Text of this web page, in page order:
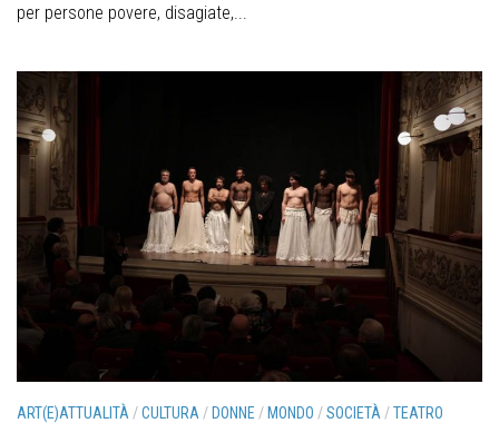
per persone povere, disagiate,...
ART(E)ATTUALITÀ /CULTURA /DONNE /MONDO /SOCIETÀ /TEATRO